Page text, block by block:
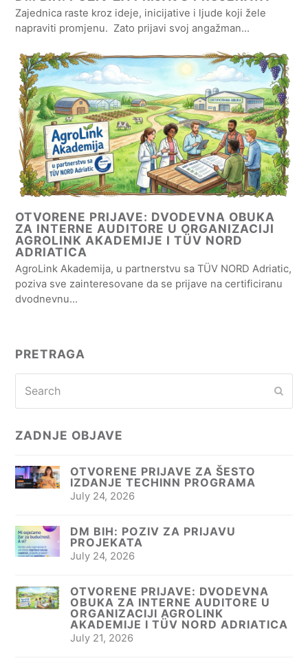
Zajednica raste kroz ideje, inicijative i ljude koji žele
napraviti promjenu. Zato prijavi svoj angažman…
OTVORENE PRIJAVE: DVODEVNA OBUKA
ZA INTERNE AUDITORE U ORGANIZACIJI
AGROLINK AKADEMIJE I TÜV NORD
ADRIATICA
AgroLink Akademija, u partnerstvu sa TÜV NORD Adriatic,
poziva sve zainteresovane da se prijave na certificiranu
dvodnevnu…
PRETRAGA
ZADNJE OBJAVE
OTVORENE PRIJAVE ZA ŠESTO
IZDANJE TECHINN PROGRAMA
July 24, 2026
DM BIH: POZIV ZA PRIJAVU
PROJEKATA
July 24, 2026
OTVORENE PRIJAVE: DVODEVNA
OBUKA ZA INTERNE AUDITORE U
ORGANIZACIJI AGROLINK
AKADEMIJE I TÜV NORD ADRIATICA
July 21, 2026